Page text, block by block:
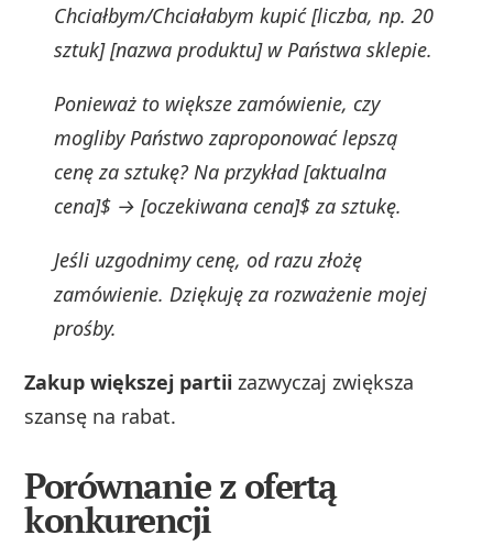
Chciałbym/Chciałabym kupić [liczba, np. 20
sztuk] [nazwa produktu] w Państwa sklepie.
Ponieważ to większe zamówienie, czy
mogliby Państwo zaproponować lepszą
cenę za sztukę? Na przykład [aktualna
cena]$ → [oczekiwana cena]$ za sztukę.
Jeśli uzgodnimy cenę, od razu złożę
zamówienie. Dziękuję za rozważenie mojej
prośby.
Zakup większej partii zazwyczaj zwiększa
szansę na rabat.
Porównanie z ofertą
konkurencji